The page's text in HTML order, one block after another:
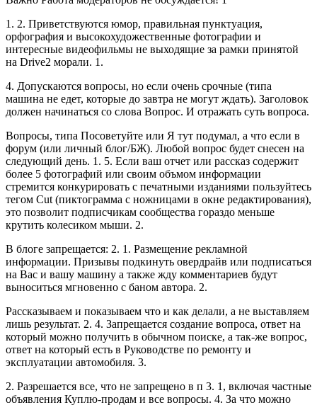
1. 2. Приветствуются юмор, правильная пунктуация,
орфография и высокохудожественные фотографии и
интересные видеофильмы не выходящие за рамки принятой
на Drive2 морали. 1.
4. Допускаются вопросы, но если очень срочные (типа
машина не едет, которые до завтра не могут ждать). Заголовок
должен начинаться со слова Вопрос. И отражать суть вопроса.
Вопросы, типа Посоветуйте или Я тут подумал, а что если в
форум (или личный блог/БЖ). Любой вопрос будет снесен на
следующий день. 1. 5. Если ваш отчет или рассказ содержит
более 5 фотографий или своим объмом информации
стремится конкурировать с печатными изданиями пользуйтесь
тегом Cut (пиктограмма с ножницами в окне редактирования),
это позволит подписчикам сообщества гораздо меньше
крутить колесиком мыши. 2.
В блоге запрещается: 2. 1. Размещение рекламной
информации. Призывы подкинуть овердрайв или подписаться
на Вас и вашу машину а также жду комментариев будут
выноситься мгновенно с баном автора. 2.
Рассказываем и показываем что и как делали, а не выставляем
лишь результат. 2. 4. Запрещается создание вопроса, ответ на
который можно получить в обычном поиске, а так-же вопрос,
ответ на который есть в Руководстве по ремонту и
эксплуатации автомобиля. 3.
2. Разрешается все, что не запрещено в п 3. 1, включая частные
объявления Куплю-продам и все вопросы. 4. За что можно